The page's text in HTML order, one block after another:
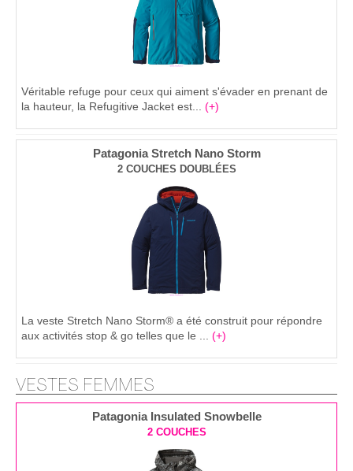
Véritable refuge pour ceux qui aiment s'évader en prenant de
la hauteur, la Refugitive Jacket est... (+)
Patagonia Stretch Nano Storm
2 COUCHES DOUBLÉES
La veste Stretch Nano Storm® a été construit pour répondre
aux activités stop & go telles que le ... (+)
VESTES FEMMES
Patagonia Insulated Snowbelle
2 COUCHES